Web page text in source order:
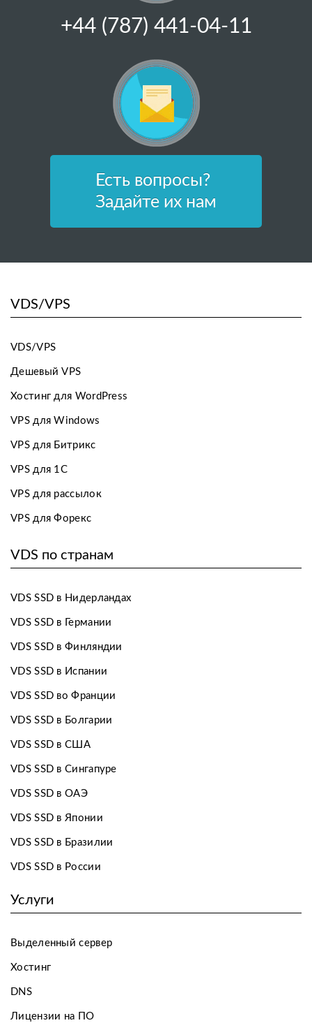
+44 (787) 441-04-11
Есть вопросы?
Задайте их нам
VDS/VPS
VDS/VPS
Дешевый VPS
Хостинг для WordPress
VPS для Windows
VPS для Битрикс
VPS для 1С
VPS для рассылок
VPS для Форекс
VDS по странам
VDS SSD в Нидерландах
VDS SSD в Германии
VDS SSD в Финляндии
VDS SSD в Испании
VDS SSD во Франции
VDS SSD в Болгарии
VDS SSD в США
VDS SSD в Сингапуре
VDS SSD в ОАЭ
VDS SSD в Японии
VDS SSD в Бразилии
VDS SSD в России
Услуги
Выделенный сервер
Хостинг
DNS
Лицензии на ПО